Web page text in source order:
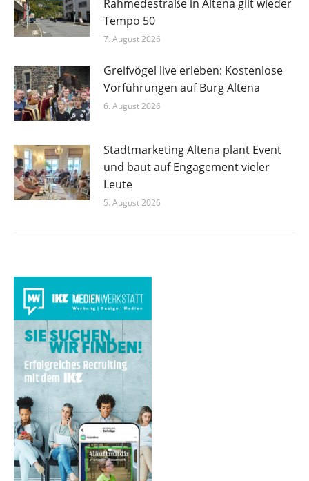
Rahmedestraße in Altena gilt wieder
Tempo 50
7. August 2026
Greifvögel live erleben: Kostenlose
Vorführungen auf Burg Altena
6. August 2026
Stadtmarketing Altena plant Event
und baut auf Engagement vieler
Leute
5. August 2026